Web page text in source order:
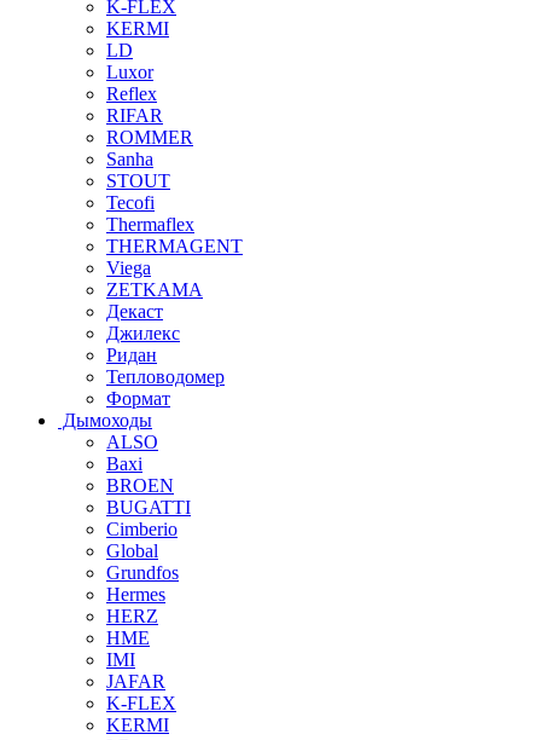
K-FLEX
KERMI
LD
Luxor
Reflex
RIFAR
ROMMER
Sanha
STOUT
Tecofi
Thermaflex
THERMAGENT
Viega
ZETKAMA
Декаст
Джилекс
Ридан
Тепловодомер
Формат
Дымоходы
ALSO
Baxi
BROEN
BUGATTI
Cimberio
Global
Grundfos
Hermes
HERZ
HME
IMI
JAFAR
K-FLEX
KERMI